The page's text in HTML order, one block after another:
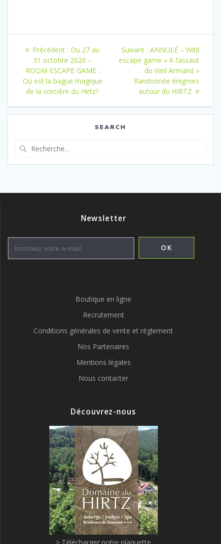
Navigation
de
l’article
Précédent : Article
précédent
:
Du 27 au
31 octobre 2020 –
ROOM ESCAPE GAME :
Où est la bague magique
de la sorcière du Hirtz?
Suivant : Article
suivant
:
ANNULÉ – Wild
escape game « A l’assaut
du Vieil Armand »
Randonnée énigmes
autour du HIRTZ
SEARCH
:
Newsletter
Boutique en ligne
Recrutement
Conditions générales de vente et règlement
Nos Partenaires
Mentions légales
Nous contacter
Découvrez-nous